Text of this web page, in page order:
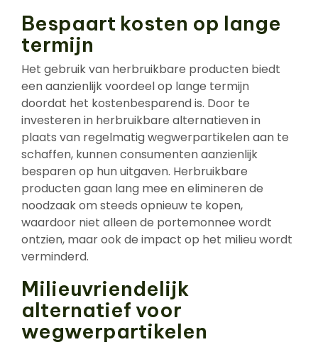
Bespaart kosten op lange
termijn
Het gebruik van herbruikbare producten biedt
een aanzienlijk voordeel op lange termijn
doordat het kostenbesparend is. Door te
investeren in herbruikbare alternatieven in
plaats van regelmatig wegwerpartikelen aan te
schaffen, kunnen consumenten aanzienlijk
besparen op hun uitgaven. Herbruikbare
producten gaan lang mee en elimineren de
noodzaak om steeds opnieuw te kopen,
waardoor niet alleen de portemonnee wordt
ontzien, maar ook de impact op het milieu wordt
verminderd.
Milieuvriendelijk
alternatief voor
wegwerpartikelen